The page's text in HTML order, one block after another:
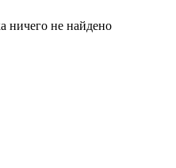
ничего не найдено